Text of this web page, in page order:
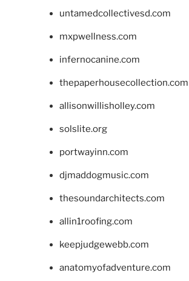
untamedcollectivesd.com
mxpwellness.com
infernocanine.com
thepaperhousecollection.com
allisonwillisholley.com
solslite.org
portwayinn.com
djmaddogmusic.com
thesoundarchitects.com
allin1roofing.com
keepjudgewebb.com
anatomyofadventure.com